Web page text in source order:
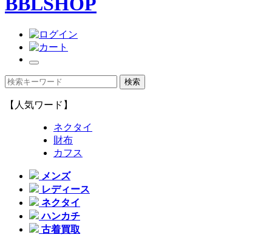
【人気ワード】
ネクタイ
財布
カフス
メンズ
レディース
ネクタイ
ハンカチ
古着買取